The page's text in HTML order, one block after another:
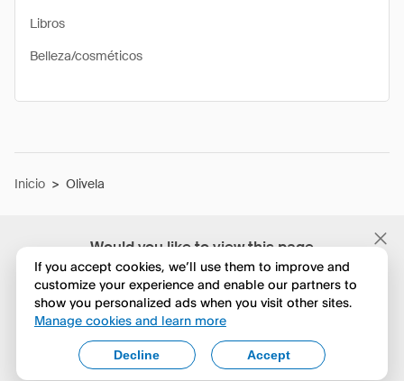
Would you like to view this page
in English?
No, seguir navegando
Yes, change to English
Libros
Belleza/cosméticos
Inicio > Olivela
If you accept cookies, we’ll use them to improve and
customize your experience and enable our partners to
show you personalized ads when you visit other sites.
Manage cookies and learn more
Accept
Decline